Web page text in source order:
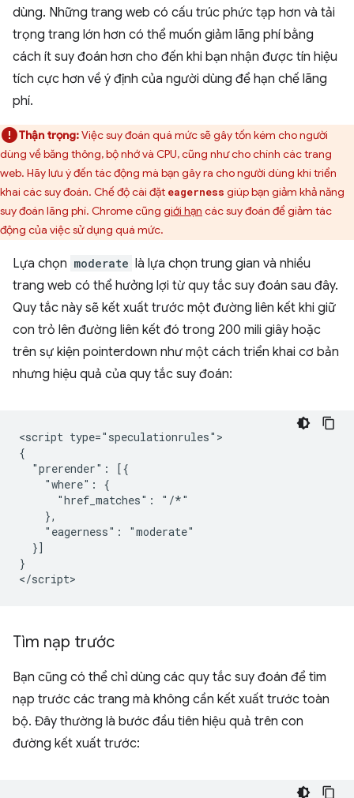
dùng. Những trang web có cấu trúc phức tạp hơn và tải
trọng trang lớn hơn có thể muốn giảm lãng phí bằng
cách ít suy đoán hơn cho đến khi bạn nhận được tín hiệu
tích cực hơn về ý định của người dùng để hạn chế lãng
phí.
Thận trọng:Việc suy đoán quá mức sẽ gây tốn kém cho người
dùng về băng thông, bộ nhớ và CPU, cũng như cho chính các trang
web. Hãy lưu ý đến tác động mà bạn gây ra cho người dùng khi triển
khai các suy đoán. Chế độ cài đặt eagerness giúp bạn giảm khả năng
suy đoán lãng phí. Chrome cũng giới hạn các suy đoán để giảm tác
động của việc sử dụng quá mức.
Lựa chọn moderate là lựa chọn trung gian và nhiều
trang web có thể hưởng lợi từ quy tắc suy đoán sau đây.
Quy tắc này sẽ kết xuất trước một đường liên kết khi giữ
con trỏ lên đường liên kết đó trong 200 mili giây hoặc
trên sự kiện pointerdown như một cách triển khai cơ bản
nhưng hiệu quả của quy tắc suy đoán:
<script type="speculationrules">
{
  "prerender": [{
    "where": {
      "href_matches": "/*"
    },
    "eagerness": "moderate"
  }]
}
Tìm nạp trước
Bạn cũng có thể chỉ dùng các quy tắc suy đoán để tìm
nạp trước các trang mà không cần kết xuất trước toàn
bộ. Đây thường là bước đầu tiên hiệu quả trên con
đường kết xuất trước: